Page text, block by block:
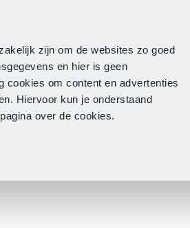
zijn om de websites zo goed
en hier is geen
cookies om content en advertenties
Hiervoor kun je onderstaand
over de cookies.